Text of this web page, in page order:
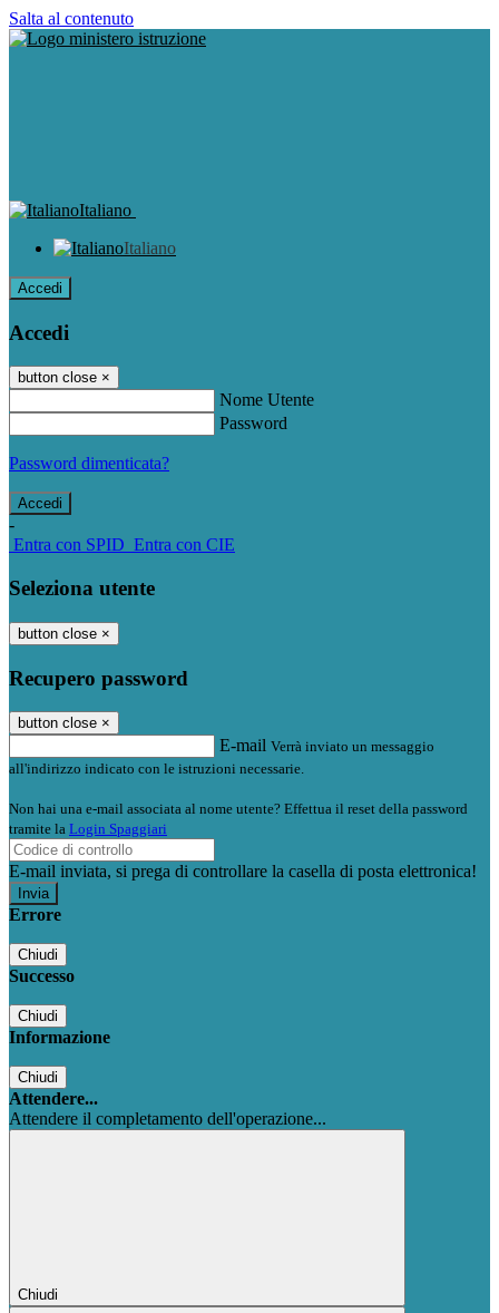
Salta al contenuto
Italiano
Italiano
Accedi
Accedi
button close ×
Nome Utente
Password
Password dimenticata?
-
Entra con SPID Entra con CIE
Seleziona utente
button close ×
Recupero password
button close ×
E-mail Verrà inviato un messaggio
all'indirizzo indicato con le istruzioni necessarie.
Non hai una e-mail associata al nome utente? Effettua il reset della password
tramite la Login Spaggiari
E-mail inviata, si prega di controllare la casella di posta elettronica!
Errore
Chiudi
Successo
Chiudi
Informazione
Chiudi
Attendere...
Attendere il completamento dell'operazione...
Chiudi